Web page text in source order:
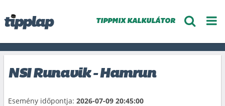
TIPPMIX KALKULÁTOR
NSI Runavik - Hamrun
Esemény időpontja: 2026-07-09 20:45:00